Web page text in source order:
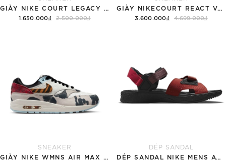
GIÀY NIKE COURT LEGACY SNEAKERS PINK/WHITE
1.650.000₫ 2.500.000₫
GIÀY NIKECOURT REACT VAPOR NXT
3.600.000₫ 4.699.000₫
SNEAKER
GIÀY NIKE WMNS AIR MAX 1 '87 'GREAT INDOORS'
DÉP SANDAL
DÉP SANDAL NIKE MENS ACG AIR DESCHUTZ 'RED BLACK'